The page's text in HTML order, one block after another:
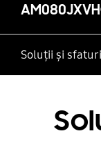
Soluții și sfaturi